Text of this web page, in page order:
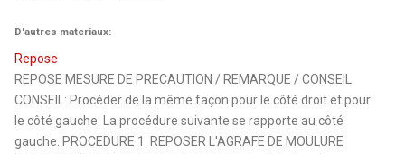
D'autres materiaux:
Repose
REPOSE MESURE DE PRECAUTION / REMARQUE / CONSEIL
CONSEIL: Procéder de la même façon pour le côté droit et pour
le côté gauche. La procédure suivante se rapporte au côté
gauche. PROCEDURE 1. REPOSER L'AGRAFE DE MOULURE